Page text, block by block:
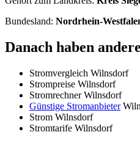
Bundesland: Nordrhein-
Danach haben
Stromvergleich Wilnsdorf
Strompreise Wilnsdorf
Stromrechner Wilnsdorf
Günstige Stromanbieter
Strom Wilnsdorf
Stromtarife Wilnsdorf